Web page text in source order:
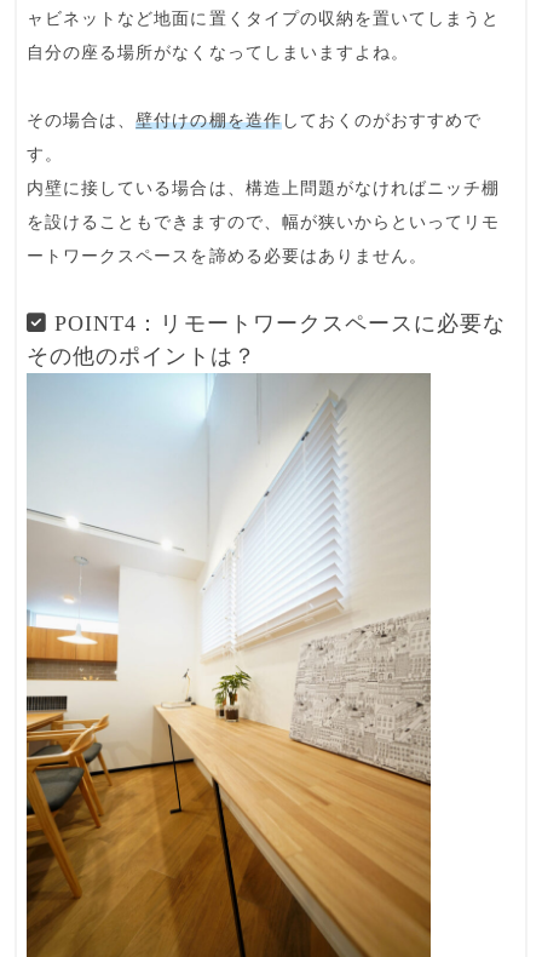
ャビネットなど地面に置くタイプの収納を置いてしまうと
自分の座る場所がなくなってしまいますよね。
その場合は、壁付けの棚を造作しておくのがおすすめで
す。
内壁に接している場合は、 構造上問題がなければニッチ棚
を設けることも できますので、幅が狭いからといってリモ
ートワークスペースを諦める必要はありません。
POINT4：リモートワークスペースに必要な
その他のポイントは？